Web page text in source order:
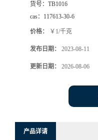
货号： TB1016
cas： 117613-30-6
价格： ￥1/千克
发布日期： 2023-08-11
更新日期： 2026-08-06
产品详请